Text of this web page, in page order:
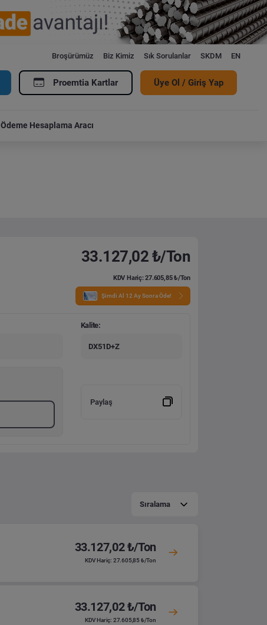
Broşürümüz Biz Kimiz Sık Sorulanlar SKDM EN
Proemtia Kartlar Üye Ol / Giriş Yap
Ödeme Hesaplama Aracı
33.127,02 ₺/Ton
KDV Hariç: 27.605,85 ₺/Ton
Şimdi Al 12 Ay Sonra Öde!
Kalite:
DX51D+Z
Paylaş
Sıralama
33.127,02 ₺/Ton
KDV Hariç: 27.605,85 ₺/Ton
33.127,02 ₺/Ton
KDV Hariç: 27.605,85 ₺/Ton